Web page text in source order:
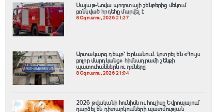
Սայաթ-Նովա պողոտայի շենքերից մեկում
բռնկված հրդեհը մարվել է
8 Օգոստոս, 2026 21:27
Արտակարգ դեպք՝ Երևանում․ կոտրել են «Հույս
բոլոր մարդկանց» հիմնադրամի շենքի
պատուհաններն ու դռները
8 Օգոստոս, 2026 21:04
2026 թվականի հունիսն ու հուլիսը Եվրոպայում
դարձել են դիտարկումների պատմության